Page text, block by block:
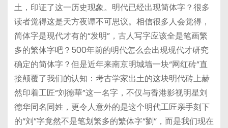
土，印证了这一历史现象。明代已经出现简体字？很多
读者觉得这是天方夜谭不可思议。相信很多人会觉得，
简体字是现代才有的“发明”，古人写字应该全是笔画繁
多的繁体字吧？500年前的明代怎么会出现现代才研究
确定的简体字？但是近年来南京明城墙一块“网红砖”直
接颠覆了我们的认知：考古学家出土的这块明代砖上赫
然印着工匠“刘德華”这一名字，不仅与香港影视明星刘
德华同名同姓，更令人意外的是这个明代工匠亲手刻下
的“刘”字竟然不是笔划繁多的繁体字“劉”，而是我们现在